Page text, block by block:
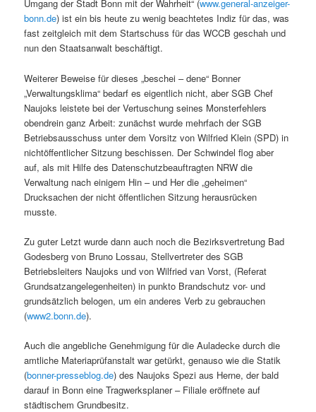
Umgang der Stadt Bonn mit der Wahrheit“ (www.general-anzeiger-
bonn.de) ist ein bis heute zu wenig beachtetes Indiz für das, was
fast zeitgleich mit dem Startschuss für das WCCB geschah und
nun den Staatsanwalt beschäftigt.
Weiterer Beweise für dieses „beschei – dene“ Bonner
„Verwaltungsklima“ bedarf es eigentlich nicht, aber SGB Chef
Naujoks leistete bei der Vertuschung seines Monsterfehlers
obendrein ganz Arbeit: zunächst wurde mehrfach der SGB
Betriebsausschuss unter dem Vorsitz von Wilfried Klein (SPD) in
nichtöffentlicher Sitzung beschissen. Der Schwindel flog aber
auf, als mit Hilfe des Datenschutzbeauftragten NRW die
Verwaltung nach einigem Hin – und Her die „geheimen“
Drucksachen der nicht öffentlichen Sitzung herausrücken
musste.
Zu guter Letzt wurde dann auch noch die Bezirksvertretung Bad
Godesberg von Bruno Lossau, Stellvertreter des SGB
Betriebsleiters Naujoks und von Wilfried van Vorst, (Referat
Grundsatzangelegenheiten) in punkto Brandschutz vor- und
grundsätzlich belogen, um ein anderes Verb zu gebrauchen
(www2.bonn.de).
Auch die angebliche Genehmigung für die Auladecke durch die
amtliche Materiaprüfanstalt war getürkt, genauso wie die Statik
(bonner-presseblog.de) des Naujoks Spezi aus Herne, der bald
darauf in Bonn eine Tragwerksplaner – Filiale eröffnete auf
städtischem Grundbesitz.